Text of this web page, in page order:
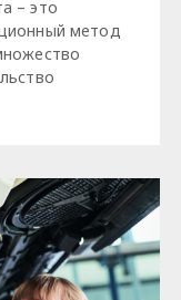
– это
метод